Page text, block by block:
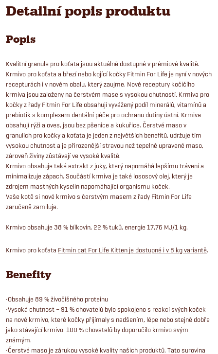
Detailní popis produktu
Popis
Kvalitní granule pro koťata jsou aktuálně dostupné v prémiové kvalitě.
Krmivo pro koťata a březí nebo kojící kočky Fitmin For Life je nyní v nových
recepturách i v novém obalu, který zaujme. Nové receptury kočičího
krmiva jsou založeny na čerstvém mase s vysokou chutností. Krmiva pro
kočky z řady Fitmin For Life obsahují vyvážený podíl minerálů, vitamínů a
prebiotik s komplexem dentální péče pro ochranu dutiny ústní. Krmiva
obsahují rýži a oves, jsou bez pšenice a kukuřice. Čerstvé maso v
granulích pro kočky a koťata je jeden z největších benefitů, udržuje tím
vysokou chutnost a je přirozenější stravou než tepelně upravené maso,
zároveň živiny zůstávají ve vysoké kvalitě.
Krmivo obsahuje také extrakt z juky, který napomáhá lepšímu trávení a
minimalizuje zápach. Součástí krmiva je také lososový olej, který je
zdrojem mastných kyselin napomáhající organismu koček.
Vaše kotě si nové krmivo s čerstvým masem z řady Fitmin For Life
zaručeně zamiluje.
Krmivo obsahuje 38 % bílkovin, 22 % tuků, energie 17,76 MJ/1 kg.
Krmivo pro koťata Fitmin cat For Life Kitten je dostupné i v 8 kg variantě.
Benefity
•Obsahuje 89 % živočišného proteinu
•Vysoká chutnost – 91 % chovatelů bylo spokojeno s reakcí svých koček
na nové krmivo, které kočky přijímaly s nadšením, lépe nebo stejně dobře
jako stávající krmivo. 100 % chovatelů by doporučilo krmivo svým
známým.
•Čerstvé maso je zárukou vysoké kvality našich produktů. Tato surovina